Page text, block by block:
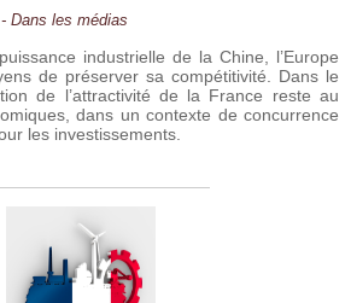
- Dans les médias
industrielle de la Chine, l’Europe
de préserver sa compétitivité. Dans le
de l’attractivité de la France reste au
dans un contexte de concurrence
les investissements.